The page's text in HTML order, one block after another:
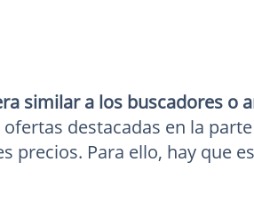
similar a los buscadores o
destacadas en la
precios. Para ello, hay que